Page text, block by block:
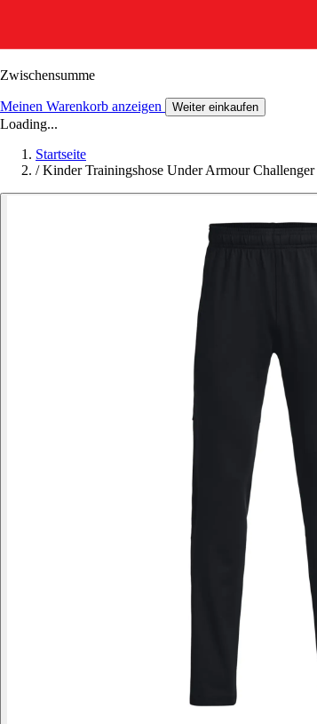
Zwischensumme
Meinen Warenkorb anzeigen Weiter einkaufen
Loading...
Startseite
/ Kinder Trainingshose Under Armour Challenger